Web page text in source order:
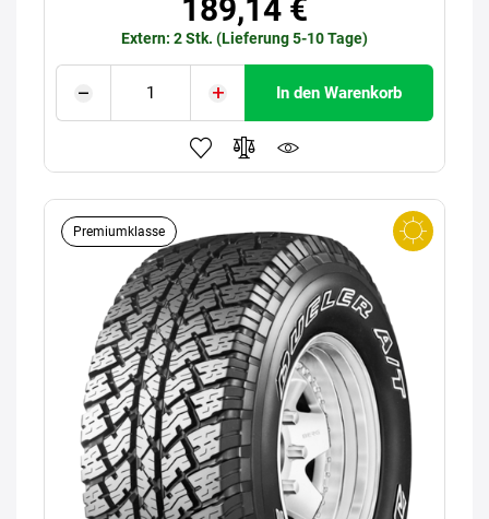
189,14 €
Extern: 2 Stk. (Lieferung 5-10 Tage)
In den Warenkorb
Premiumklasse